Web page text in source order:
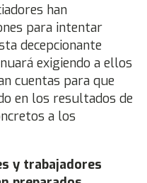
han
para intentar
decepcionante
exigiendo a ellos
cuentas para que
en los resultados de
a los
y trabajadores